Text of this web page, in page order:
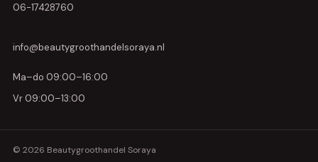
06-17428760
info@beautygroothandelsoraya.nl
Ma–do 09:00–16:00
Vr 09:00–13:00
© 2026 Beautygroothandel Soraya